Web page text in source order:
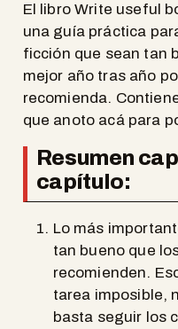
El libro Write useful
una guía práctica
ficción que sean tan
mejor año tras año
recomienda.
que anoto acá para
Resumen
capítulo:
Lo más
tan bueno que
recomienden.
tarea imposible,
basta seguir los